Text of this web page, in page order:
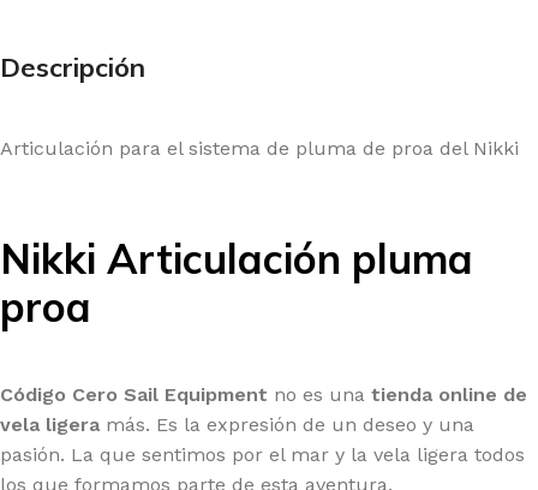
Descripción
Articulación para el sistema de pluma de proa del Nikki
Nikki Articulación pluma
proa
Código Cero Sail Equipment no es una tienda online de
vela ligera más. Es la expresión de un deseo y una
pasión. La que sentimos por el mar y la vela ligera todos
los que formamos parte de esta aventura.